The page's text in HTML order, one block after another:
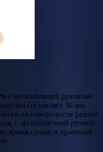
с нескользящей рукоятью
составляет 50 мм,
на поверхности разной
с эргономичной ручной
время сушки и хранения